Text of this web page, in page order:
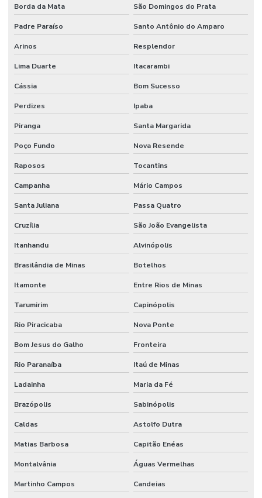
Borda da Mata São Domingos do Prata
Padre Paraíso Santo Antônio do Amparo
Arinos Resplendor
Lima Duarte Itacarambi
Cássia Bom Sucesso
Perdizes Ipaba
Piranga Santa Margarida
Poço Fundo Nova Resende
Raposos Tocantins
Campanha Mário Campos
Santa Juliana Passa Quatro
Cruzília São João Evangelista
Itanhandu Alvinópolis
Brasilândia de Minas Botelhos
Itamonte Entre Rios de Minas
Tarumirim Capinópolis
Rio Piracicaba Nova Ponte
Bom Jesus do Galho Fronteira
Rio Paranaíba Itaú de Minas
Ladainha Maria da Fé
Brazópolis Sabinópolis
Caldas Astolfo Dutra
Matias Barbosa Capitão Enéas
Montalvânia Águas Vermelhas
Martinho Campos Candeias